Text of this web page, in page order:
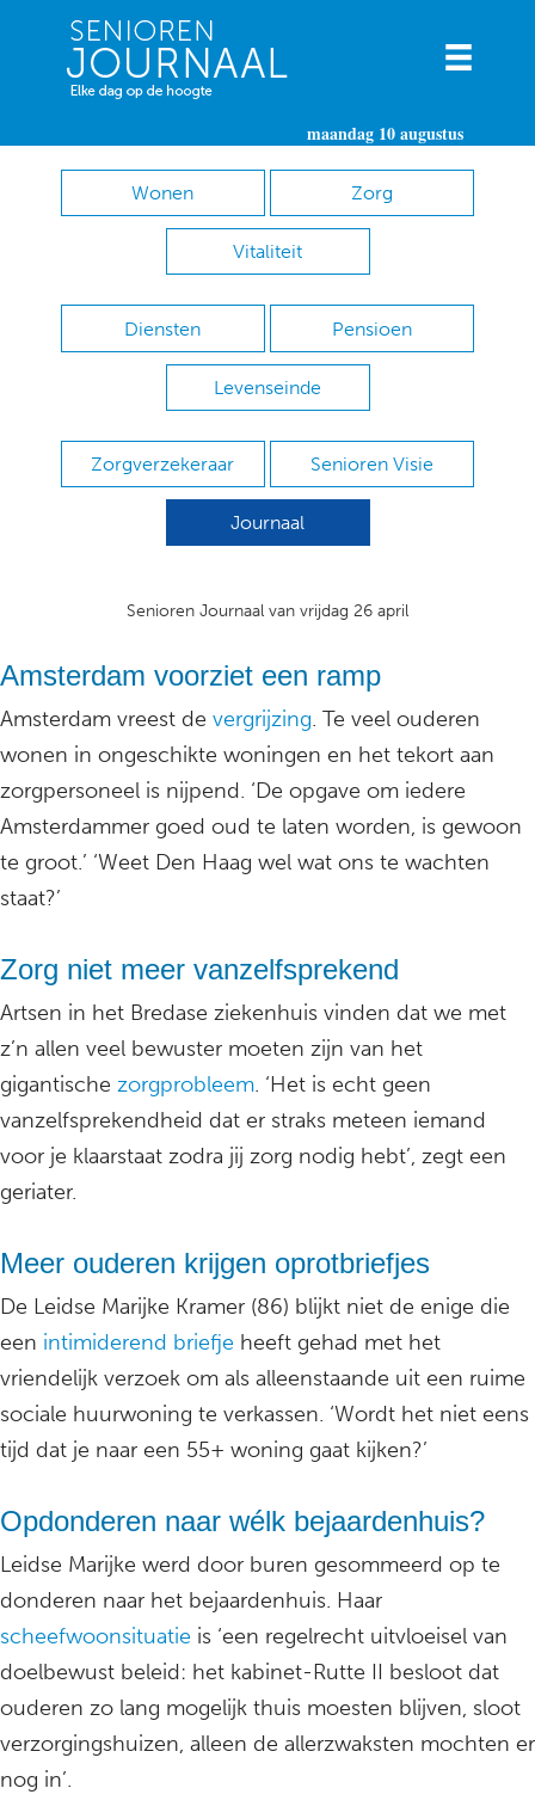
maandag 10 augustus
Wonen Zorg
Vitaliteit
Diensten Pensioen
Levenseinde
Zorgverzekeraar Senioren Visie
Journaal
Senioren Journaal van vrijdag 26 april
Amsterdam voorziet een ramp
Amsterdam vreest de vergrijzing. Te veel ouderen
wonen in ongeschikte woningen en het tekort aan
zorgpersoneel is nijpend. ‘De opgave om iedere
Amsterdammer goed oud te laten worden, is gewoon
te groot.’ ‘Weet Den Haag wel wat ons te wachten
staat?’
Zorg niet meer vanzelfsprekend
Artsen in het Bredase ziekenhuis vinden dat we met
z’n allen veel bewuster moeten zijn van het
gigantische zorgprobleem. ‘Het is echt geen
vanzelfsprekendheid dat er straks meteen iemand
voor je klaarstaat zodra jij zorg nodig hebt’, zegt een
geriater.
Meer ouderen krijgen oprotbriefjes
De Leidse Marijke Kramer (86) blijkt niet de enige die
een intimiderend briefje heeft gehad met het
vriendelijk verzoek om als alleenstaande uit een ruime
sociale huurwoning te verkassen. ‘Wordt het niet eens
tijd dat je naar een 55+ woning gaat kijken?’
Opdonderen naar wélk bejaardenhuis?
Leidse Marijke werd door buren gesommeerd op te
donderen naar het bejaardenhuis. Haar
scheefwoonsituatie is ‘een regelrecht uitvloeisel van
doelbewust beleid: het kabinet-Rutte II besloot dat
ouderen zo lang mogelijk thuis moesten blijven, sloot
verzorgingshuizen, alleen de allerzwaksten mochten er
nog in’.